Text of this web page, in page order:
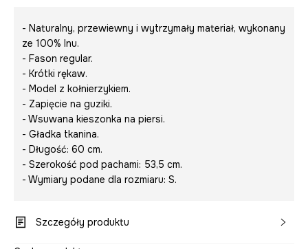
- Naturalny, przewiewny i wytrzymały materiał, wykonany
ze 100% lnu.
- Fason regular.
- Krótki rękaw.
- Model z kołnierzykiem.
- Zapięcie na guziki.
- Wsuwana kieszonka na piersi.
- Gładka tkanina.
- Długość: 60 cm.
- Szerokość pod pachami: 53,5 cm.
- Wymiary podane dla rozmiaru: S.
Szczegóły produktu